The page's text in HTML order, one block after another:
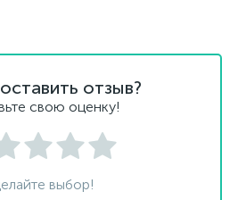
отзыв?
свою оценку!
выбор!